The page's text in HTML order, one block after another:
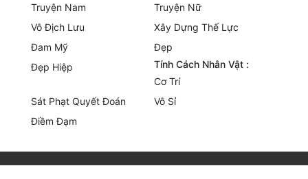
Thanh Xuân
Tiểu Thuyết
Trinh Thám
Triều Đấu
Trùng Sinh
Truyện Nam
Truyện Nữ
Vô Địch Lưu
Xây Dựng Thế Lực
Đam Mỹ
Đẹp
Đẹp Hiệp
Tính Cách Nhân Vật :
Cơ Trí
Sát Phạt Quyết Đoán
Vô Sỉ
Điềm Đạm